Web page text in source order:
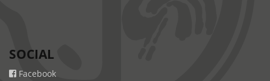
SOCIAL
Facebook